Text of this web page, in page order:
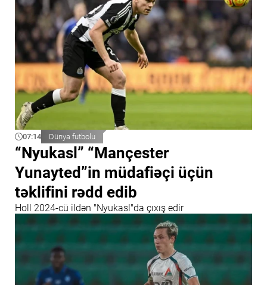
07:14 Dünya futbolu
“Nyukasl” “Mançester
Yunayted”in müdafiəçi üçün
təklifini rədd edib
Holl 2024-cü ildən "Nyukasl"da çıxış edir